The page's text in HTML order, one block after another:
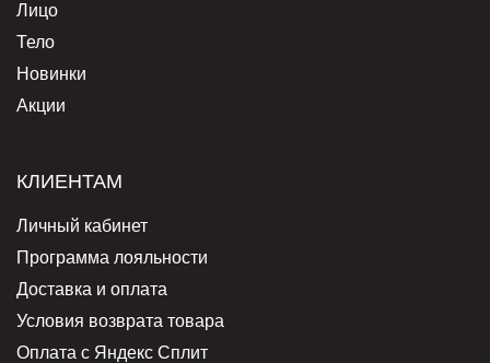
Лицо
Тело
Новинки
Акции
КЛИЕНТАМ
Личный кабинет
Программа лояльности
Доставка и оплата
Условия возврата товара
Оплата с Яндекс Сплит